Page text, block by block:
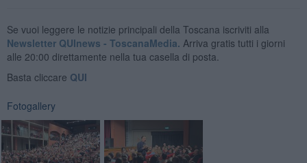
Se vuoi leggere le notizie principali della Toscana iscriviti alla
Newsletter QUInews - ToscanaMedia. Arriva gratis tutti i giorni
alle 20:00 direttamente nella tua casella di posta.
Basta cliccare QUI
Fotogallery